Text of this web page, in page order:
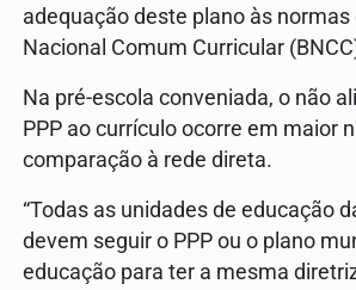
adequação deste plano às normas
Nacional Comum Curricular
Na pré-escola conveniada, o não
PPP ao currículo ocorre em maior
comparação à rede direta.
“Todas as unidades de educação
devem seguir o PPP ou o plano
educação para ter a mesma